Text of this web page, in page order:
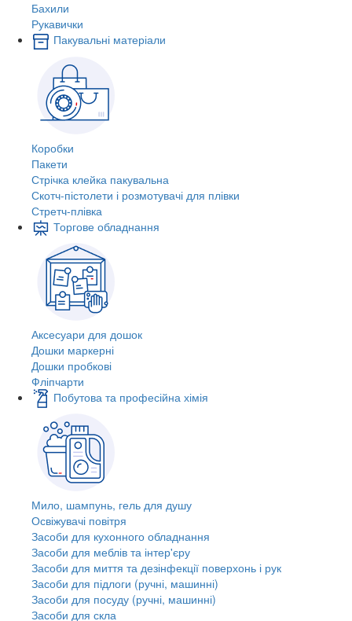
Бахили
Рукавички
Пакувальні матеріали
Коробки
Пакети
Стрічка клейка пакувальна
Скотч-пістолети і розмотувачі для плівки
Стретч-плівка
Торгове обладнання
Аксесуари для дошок
Дошки маркерні
Дошки пробкові
Фліпчарти
Побутова та професійна хімія
Мило, шампунь, гель для душу
Освіжувачі повітря
Засоби для кухонного обладнання
Засоби для меблів та інтер'єру
Засоби для миття та дезінфекції поверхонь і рук
Засоби для підлоги (ручні, машинні)
Засоби для посуду (ручні, машинні)
Засоби для скла